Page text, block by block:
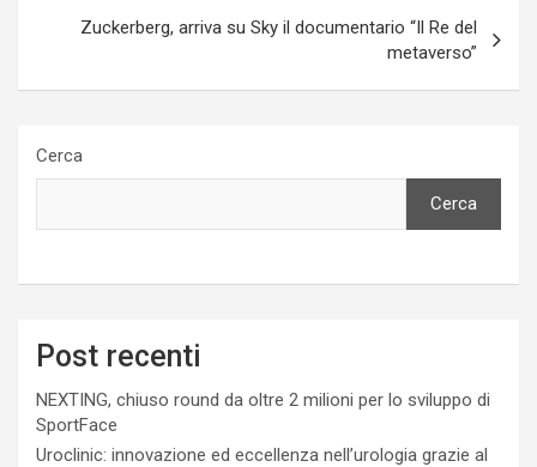
Zuckerberg, arriva su Sky il documentario “Il Re del
metaverso”
Cerca
Cerca
Post recenti
NEXTING, chiuso round da oltre 2 milioni per lo sviluppo di
SportFace
Uroclinic: innovazione ed eccellenza nell’urologia grazie al